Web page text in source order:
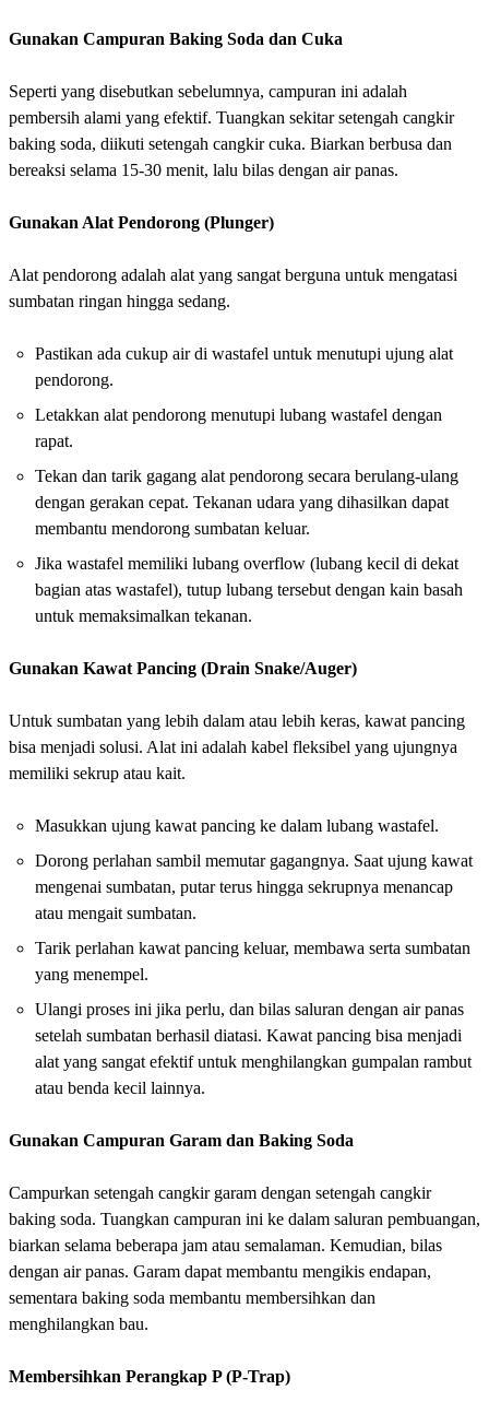
Gunakan Campuran Baking Soda dan Cuka
Seperti yang disebutkan sebelumnya, campuran ini adalah
pembersih alami yang efektif. Tuangkan sekitar setengah cangkir
baking soda, diikuti setengah cangkir cuka. Biarkan berbusa dan
bereaksi selama 15-30 menit, lalu bilas dengan air panas.
Gunakan Alat Pendorong (Plunger)
Alat pendorong adalah alat yang sangat berguna untuk mengatasi
sumbatan ringan hingga sedang.
Pastikan ada cukup air di wastafel untuk menutupi ujung alat
pendorong.
Letakkan alat pendorong menutupi lubang wastafel dengan
rapat.
Tekan dan tarik gagang alat pendorong secara berulang-ulang
dengan gerakan cepat. Tekanan udara yang dihasilkan dapat
membantu mendorong sumbatan keluar.
Jika wastafel memiliki lubang overflow (lubang kecil di dekat
bagian atas wastafel), tutup lubang tersebut dengan kain basah
untuk memaksimalkan tekanan.
Gunakan Kawat Pancing (Drain Snake/Auger)
Untuk sumbatan yang lebih dalam atau lebih keras, kawat pancing
bisa menjadi solusi. Alat ini adalah kabel fleksibel yang ujungnya
memiliki sekrup atau kait.
Masukkan ujung kawat pancing ke dalam lubang wastafel.
Dorong perlahan sambil memutar gagangnya. Saat ujung kawat
mengenai sumbatan, putar terus hingga sekrupnya menancap
atau mengait sumbatan.
Tarik perlahan kawat pancing keluar, membawa serta sumbatan
yang menempel.
Ulangi proses ini jika perlu, dan bilas saluran dengan air panas
setelah sumbatan berhasil diatasi. Kawat pancing bisa menjadi
alat yang sangat efektif untuk menghilangkan gumpalan rambut
atau benda kecil lainnya.
Gunakan Campuran Garam dan Baking Soda
Campurkan setengah cangkir garam dengan setengah cangkir
baking soda. Tuangkan campuran ini ke dalam saluran pembuangan,
biarkan selama beberapa jam atau semalaman. Kemudian, bilas
dengan air panas. Garam dapat membantu mengikis endapan,
sementara baking soda membantu membersihkan dan
menghilangkan bau.
Membersihkan Perangkap P (P-Trap)